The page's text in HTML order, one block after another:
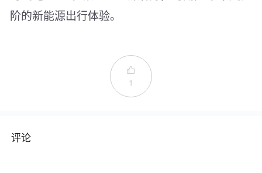
阶的新能源出行体验。

1
评论